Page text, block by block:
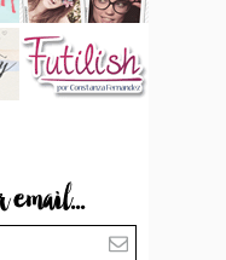
email...